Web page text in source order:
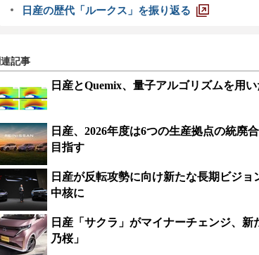
日産の歴代「ルークス」を振り返る
連記事
日産とQuemix、量子アルゴリズムを用
日産、2026年度は6つの生産拠点の統廃
目指す
日産が反転攻勢に向け新たな長期ビジ
中核に
日産「サクラ」がマイナーチェンジ、
乃桜」